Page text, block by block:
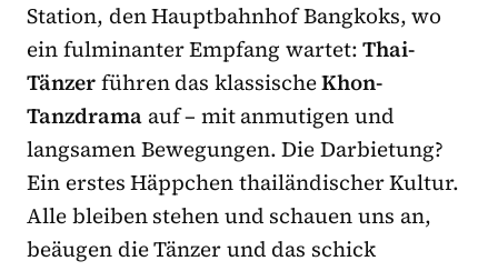
Station, den Hauptbahnhof Bangkoks, wo
ein fulminanter Empfang wartet:Thai-
Tänzerführen das klassischeKhon-
Tanzdrama auf – mit anmutigen und
langsamen Bewegungen. Die Darbietung?
Ein ers­tes Häppchen thailändischer Kultur.
Alle bleiben stehen und schauen uns an,
beäugen die Tänzer und das schick